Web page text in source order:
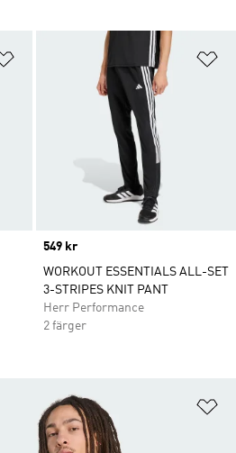
Lägg till på önskelistan
Price
549 kr
WORKOUT ESSENTIALS ALL-SET
3-STRIPES KNIT PANT
Herr Performance
2 färger